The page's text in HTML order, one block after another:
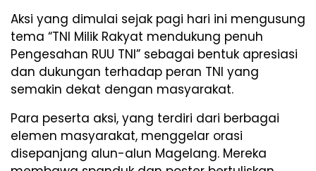
Aksi yang dimulai sejak pagi hari ini mengusung
tema “TNI Milik Rakyat mendukung penuh
Pengesahan RUU TNI” sebagai bentuk apresiasi
dan dukungan terhadap peran TNI yang
semakin dekat dengan masyarakat.
Para peserta aksi, yang terdiri dari berbagai
elemen masyarakat, menggelar orasi
disepanjang alun-alun Magelang. Mereka